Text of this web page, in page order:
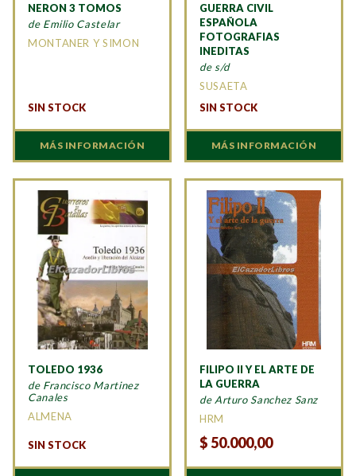
NERON 3 TOMOS
de Emilio Castelar
MONTANER Y SIMON
SIN STOCK
MÁS INFORMACIÓN
GUERRA CIVIL
ESPAÑOLA
FOTOGRAFIAS
INEDITAS
de s/d
SUSAETA
SIN STOCK
MÁS INFORMACIÓN
TOLEDO 1936
de Francisco Martinez
Canales
ALMENA
SIN STOCK
FILIPO II Y EL ARTE DE
LA GUERRA
de Arturo Sanchez Sanz
HRM
$ 50.000,00